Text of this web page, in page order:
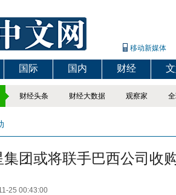
移动新媒体
国际 国内 财经
财经头条 财经大数据 观察家
团或将联手巴西公司收
25 00:43:00